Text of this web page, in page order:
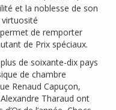
et la noblesse de son
de remporter
de Prix spéciaux.
de soixante-dix pays
de chambre
Renaud Capuçon,
Tharaud ont